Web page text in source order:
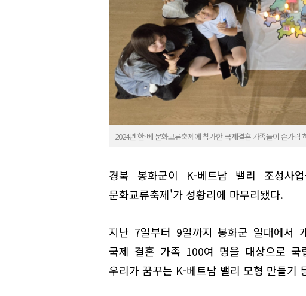
2024년 한-베 문화교류축제에 참가한 국제결혼 가족들이 손가락
경북 봉화군이 K-베트남 밸리 조성사
문화교류축제'가 성황리에 마무리됐다.
지난 7일부터 9일까지 봉화군 일대에서
국제 결혼 가족 100여 명을 대상으로 국
우리가 꿈꾸는 K-베트남 밸리 모형 만들기